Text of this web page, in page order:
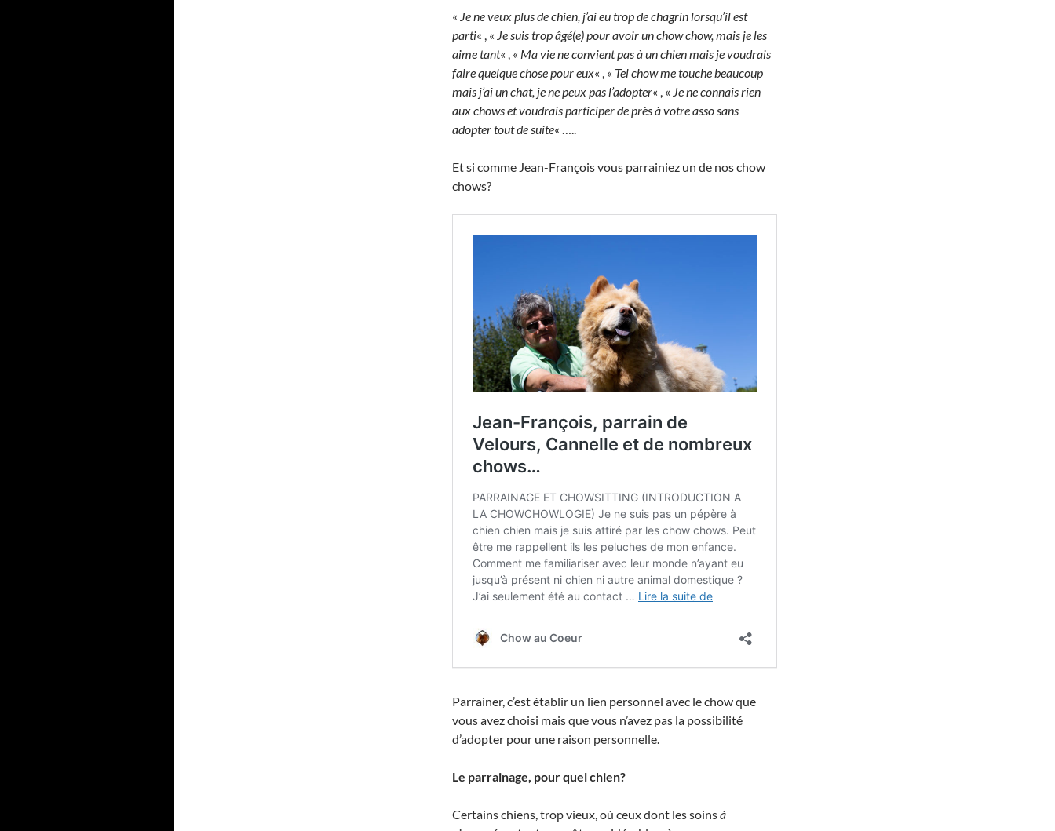
« Je ne veux plus de chien, j’ai eu trop de chagrin lorsqu’il est
parti« , « Je suis trop âgé(e) pour avoir un chow chow, mais je les
aime tant« , « Ma vie ne convient pas à un chien mais je voudrais
faire quelque chose pour eux« , « Tel chow me touche beaucoup
mais j’ai un chat, je ne peux pas l’adopter« , « Je ne connais rien
aux chows et voudrais participer de près à votre asso sans
adopter tout de suite« …..
Et si comme Jean-François vous parrainiez un de nos chow
chows?
Parrainer, c’est établir un lien personnel avec le chow que
vous avez choisi mais que vous n’avez pas la possibilité
d’adopter pour une raison personnelle.
Le parrainage, pour quel chien?
Certains chiens, trop vieux, où ceux dont les soinsà